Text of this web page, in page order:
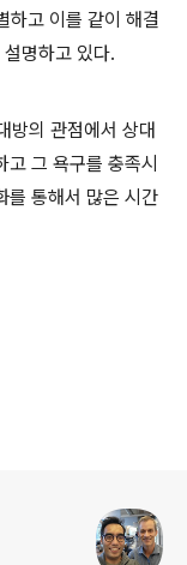
고 이를 같이 해결
명하고 있다.
방의 관점에서 상대
그 욕구를 충족시
를 통해서 많은 시간